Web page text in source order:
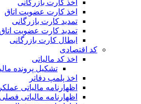
اخذ کارت بازرگانی
اخذ کارت عضویت اتاق
تمدید کارت بازرگانی
تمدید کارت عضویت اتاق
ابطال کارت بازرگانی
کد اقتصادی
اخذ کد مالیاتی
تشکیل پرونده
اخذ پلمپ دفاتر
اظهارنامه مالیاتی
اظهارنامه مالیاتی فصلی